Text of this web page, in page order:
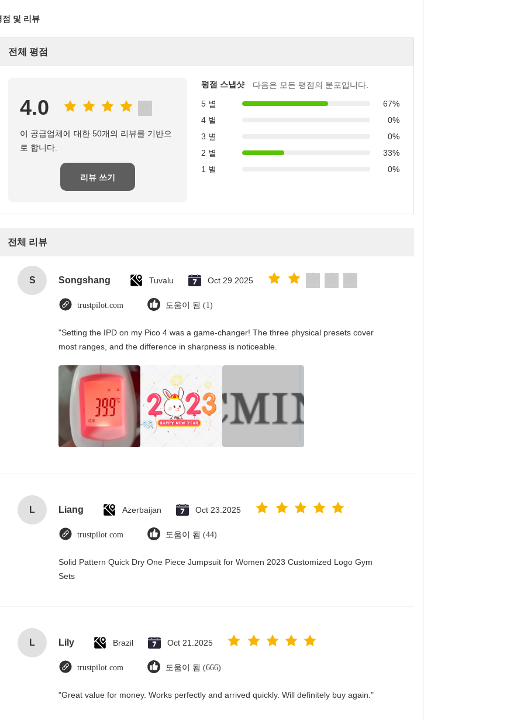
점 및 리뷰
전체 평점
4.0
이 공급업체에 대한 50개의 리뷰를 기반으
로 합니다.
리뷰 쓰기
평점 스냅샷
다음은 모든 평점의 분포입니다.
5 별
67%
4 별
0%
3 별
0%
2 별
33%
1 별
0%
전체 리뷰
S Songshang Tuvalu Oct 29.2025
trustpilot.com 도움이 됨 (1)
"Setting the IPD on my Pico 4 was a game-changer! The three physical presets cover
most ranges, and the difference in sharpness is noticeable.
L Liang Azerbaijan Oct 23.2025
trustpilot.com 도움이 됨 (44)
Solid Pattern Quick Dry One Piece Jumpsuit for Women 2023 Customized Logo Gym
Sets
L Lily Brazil Oct 21.2025
trustpilot.com 도움이 됨 (666)
"Great value for money. Works perfectly and arrived quickly. Will definitely buy again."